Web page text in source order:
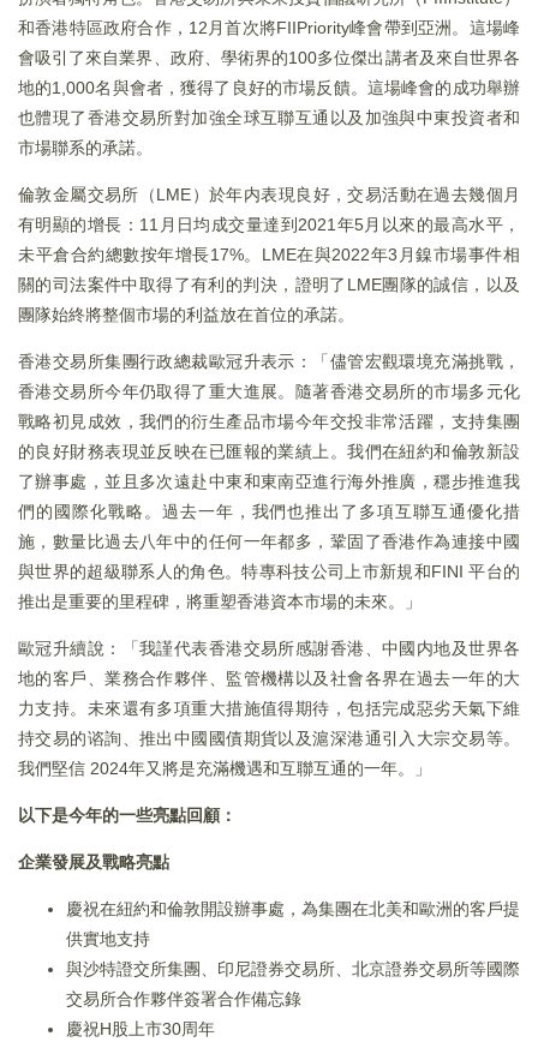
和香港特區政府合作，12月首次將FIIPriority峰會帶到亞洲。這場峰
會吸引了來自業界、政府、學術界的100多位傑出講者及來自世界各
地的1,000名與會者，獲得了良好的市場反饋。這場峰會的成功舉辦
也體現了香港交易所對加強全球互聯互通以及加強與中東投資者和
市場聯系的承諾。
倫敦金屬交易所（LME）於年内表現良好，交易活動在過去幾個月
有明顯的增長：11月日均成交量達到2021年5月以來的最高水平，
未平倉合約總數按年增長17%。LME在與2022年3月鎳市場事件相
關的司法案件中取得了有利的判決，證明了LME團隊的誠信，以及
團隊始終將整個市場的利益放在首位的承諾。
香港交易所集團行政總裁歐冠升表示：「儘管宏觀環境充滿挑戰，
香港交易所今年仍取得了重大進展。隨著香港交易所的市場多元化
戰略初見成效，我們的衍生產品市場今年交投非常活躍，支持集團
的良好財務表現並反映在已匯報的業績上。我們在紐約和倫敦新設
了辦事處，並且多次遠赴中東和東南亞進行海外推廣，穩步推進我
們的國際化戰略。過去一年，我們也推出了多項互聯互通優化措
施，數量比過去八年中的任何一年都多，鞏固了香港作為連接中國
與世界的超級聯系人的角色。特專科技公司上市新規和FINI 平台的
推出是重要的里程碑，將重塑香港資本市場的未來。」
歐冠升續說：「我謹代表香港交易所感謝香港、中國内地及世界各
地的客戶、業務合作夥伴、監管機構以及社會各界在過去一年的大
力支持。未來還有多項重大措施值得期待，包括完成惡劣天氣下維
持交易的谘詢、推出中國國債期貨以及滬深港通引入大宗交易等。
我們堅信 2024年又將是充滿機遇和互聯互通的一年。」
以下是今年的一些亮點回顧：
企業發展及戰略亮點
慶祝在紐約和倫敦開設辦事處，為集團在北美和歐洲的客戶提
供實地支持
與沙特證交所集團、印尼證券交易所、北京證券交易所等國際
交易所合作夥伴簽署合作備忘錄
慶祝H股上市30周年